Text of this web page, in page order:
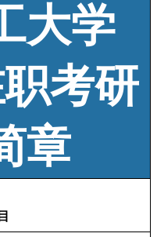
大学
考研
章